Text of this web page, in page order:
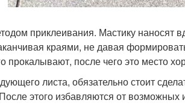
приклеивания. Мастику наносят
краями, не давая
прокалывают, после чего это место
листа, обязательно стоит
этого избавляются от возможных